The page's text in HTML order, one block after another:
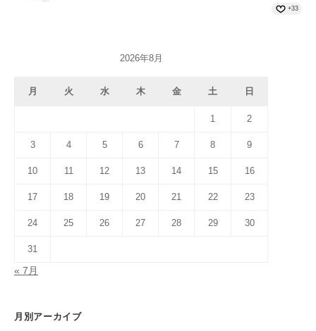
+33
2026年8月
月 火 水 木 金 土 日
1 2
3 4 5 6 7 8 9
10 11 12 13 14 15 16
17 18 19 20 21 22 23
24 25 26 27 28 29 30
31
« 7月
月別アーカイブ